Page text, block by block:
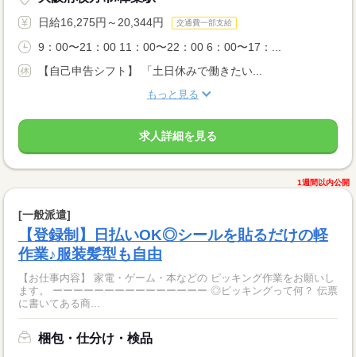
日給16,275円～20,344円 交通費一部支給
9：00〜21：00 11：00〜22：00 6：00〜17：...
【自己申告シフト】 「土日休みで働きたい...
もっと見る
求人詳細を見る
1週間以内公開
[一般派遣]
【登録制】日払いOK◎シールを貼るだけの軽
作業♪服装髪型も自由
【お仕事内容】 家電・ゲーム・本などの ピッキング作業をお願いし
ます。 ーーーーーーーーーーーーーーー ◎ピッキングって何？ 伝票
に書いてある商...
梱包・仕分け・検品